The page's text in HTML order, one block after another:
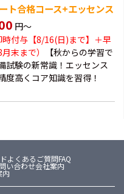
ト合格コース+エッセンス
円～
付与【8/16(日)まで】＋早
末まで）
【秋からの学習で
試験の新常識！エッセンス
高くコア知識を習得！
よくあるご質問FAQ
い合わせ会社案内
内